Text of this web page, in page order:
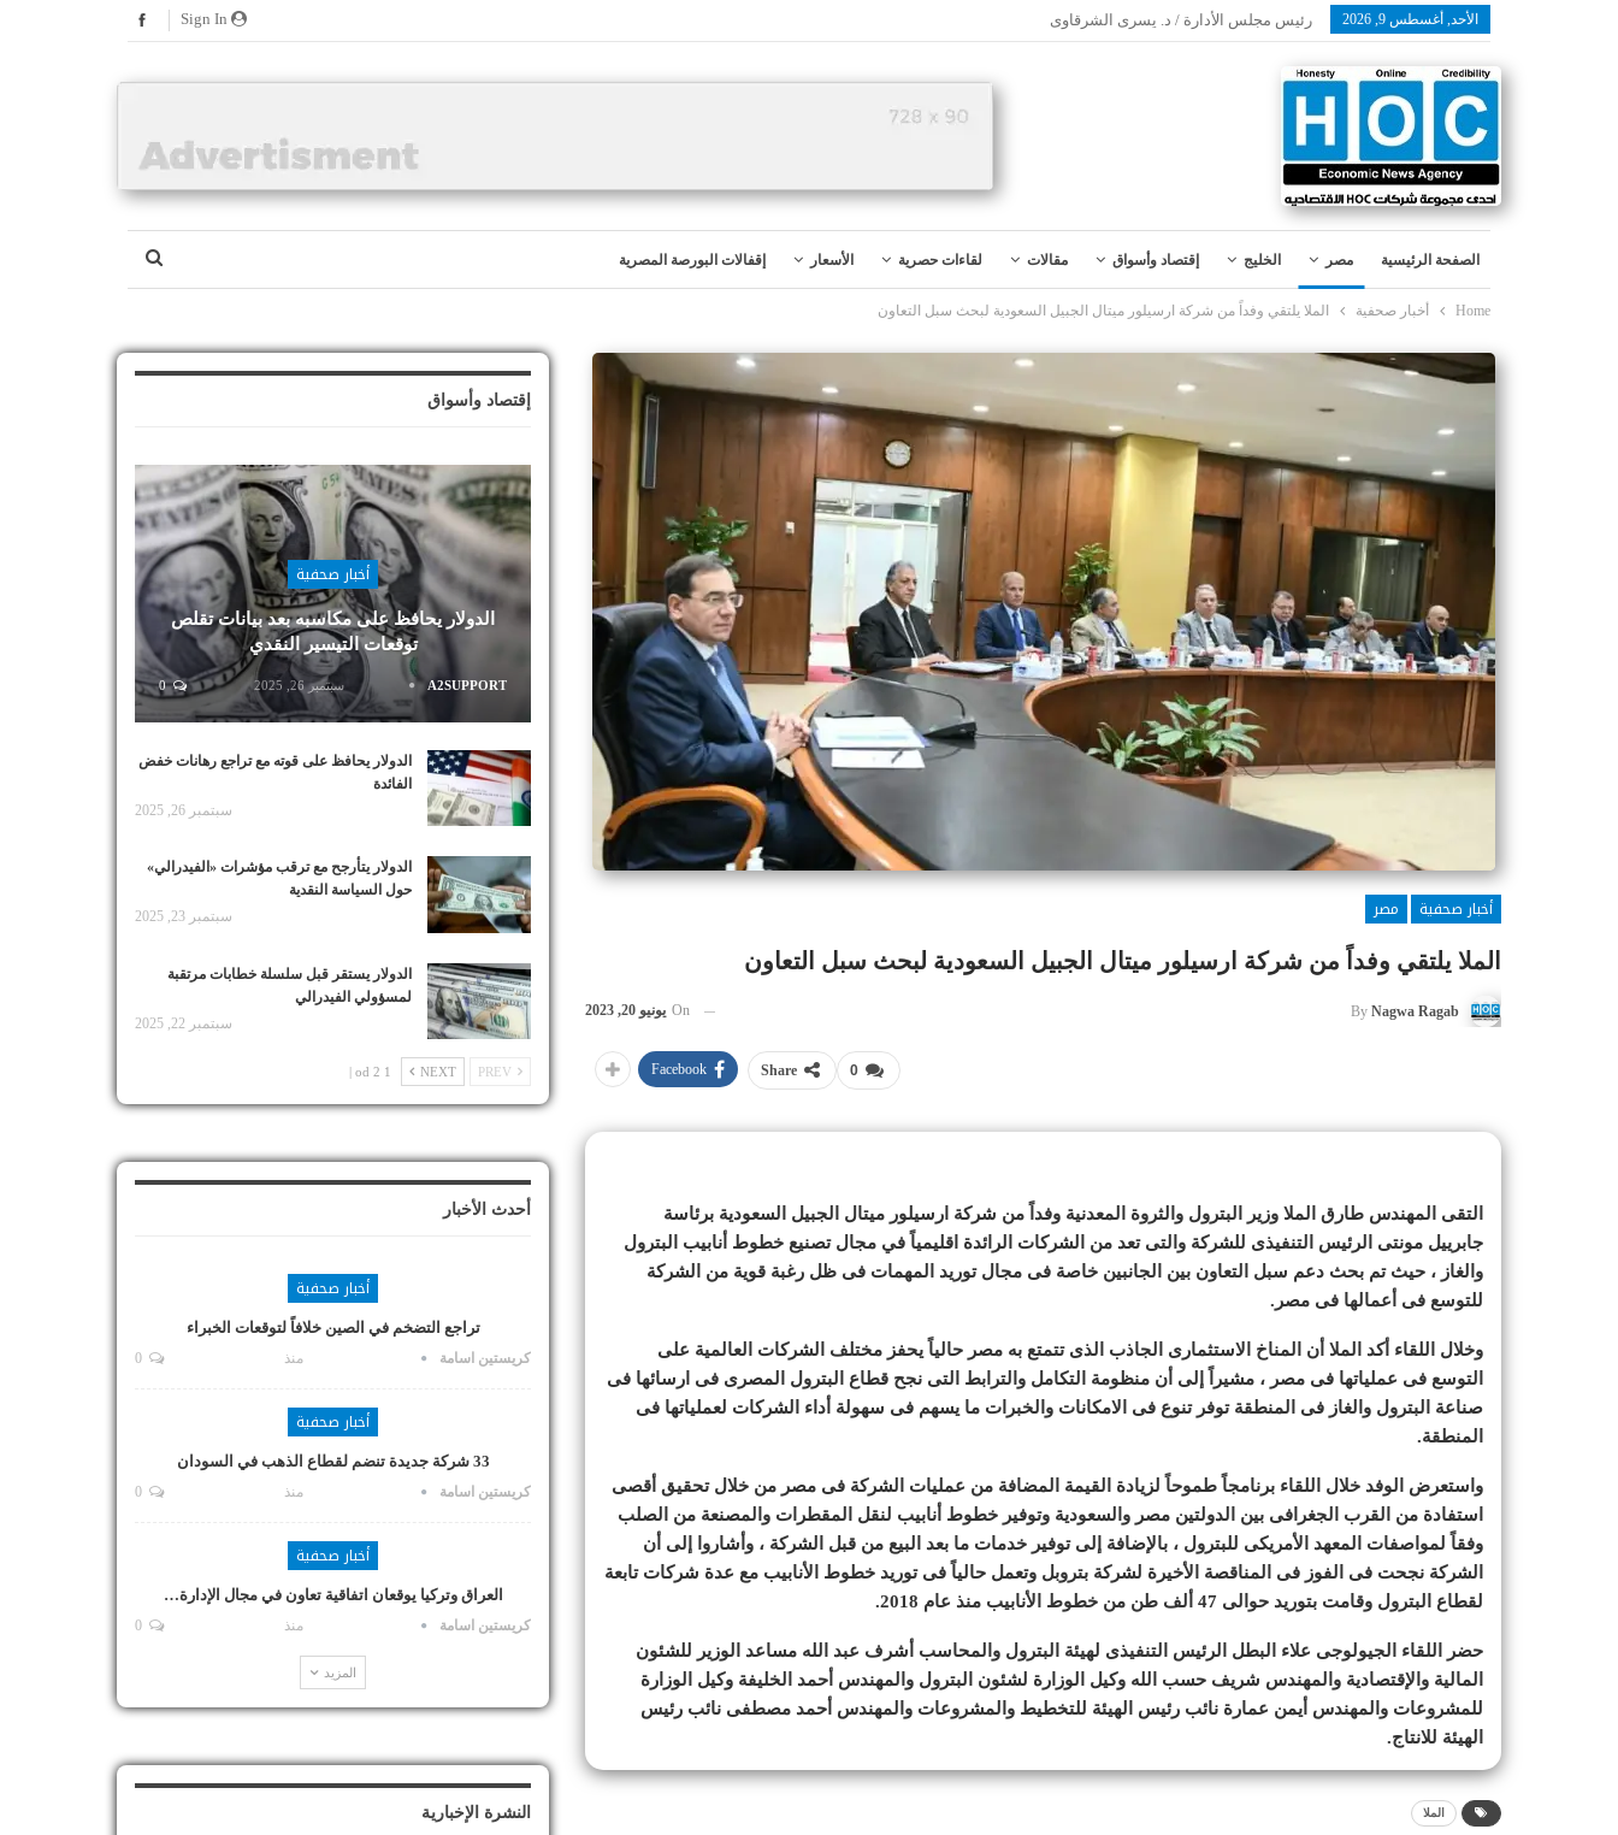
الأحد, أغسطس 9, 2026 رئيس مجلس الأدارة / د. يسرى الشرقاوى
الصفحة الرئيسية مصر الخليج إقتصاد وأسواق مقالات لقاءات حصرية الأسعار إقفالات البورصة المصرية
Home أخبار صحفية الملا يلتقي وفداً من شركة ارسيلور ميتال الجبيل السعودية لبحث سبل التعاون
أخبار صحفية
مصر
الملا يلتقي وفداً من شركة ارسيلور ميتال الجبيل السعودية لبحث سبل التعاون
By Nagwa Ragab
On يونيو 20, 2023
0
Share
Facebook
التقى المهندس طارق الملا وزير البترول والثروة المعدنية وفداً من شركة ارسيلور ميتال الجبيل السعودية برئاسة
جابرييل مونتى الرئيس التنفيذى للشركة والتى تعد من الشركات الرائدة اقليمياً في مجال تصنيع خطوط أنابيب البترول
والغاز ، حيث تم بحث دعم سبل التعاون بين الجانبين خاصة فى مجال توريد المهمات فى ظل رغبة قوية من الشركة
للتوسع فى أعمالها فى مصر.
وخلال اللقاء أكد الملا أن المناخ الاستثمارى الجاذب الذى تتمتع به مصر حالياً يحفز مختلف الشركات العالمية على
التوسع فى عملياتها فى مصر ، مشيراً إلى أن منظومة التكامل والترابط التى نجح قطاع البترول المصرى فى ارسائها فى
صناعة البترول والغاز فى المنطقة توفر تنوع فى الامكانات والخبرات ما يسهم فى سهولة أداء الشركات لعملياتها فى
المنطقة.
واستعرض الوفد خلال اللقاء برنامجاً طموحاً لزيادة القيمة المضافة من عمليات الشركة فى مصر من خلال تحقيق أقصى
استفادة من القرب الجغرافى بين الدولتين مصر والسعودية وتوفير خطوط أنابيب لنقل المقطرات والمصنعة من الصلب
وفقاً لمواصفات المعهد الأمريكى للبترول ، بالإضافة إلى توفير خدمات ما بعد البيع من قبل الشركة ، وأشاروا إلى أن
الشركة نجحت فى الفوز فى المناقصة الأخيرة لشركة بتروبل وتعمل حالياً فى توريد خطوط الأنابيب مع عدة شركات تابعة
لقطاع البترول وقامت بتوريد حوالى 47 ألف طن من خطوط الأنابيب منذ عام 2018.
حضر اللقاء الجيولوجى علاء البطل الرئيس التنفيذى لهيئة البترول والمحاسب أشرف عبد الله مساعد الوزير للشئون
المالية والإقتصادية والمهندس شريف حسب الله وكيل الوزارة لشئون البترول والمهندس أحمد الخليفة وكيل الوزارة
للمشروعات والمهندس أيمن عمارة نائب رئيس الهيئة للتخطيط والمشروعات والمهندس أحمد مصطفى نائب رئيس
الهيئة للانتاج.
الملا
إقتصاد وأسواق
أخبار صحفية
الدولار يحافظ على مكاسبه بعد بيانات تقلص
توقعات التيسير النقدي
A2SUPPORT سبتمبر 26, 2025 0
الدولار يحافظ على قوته مع تراجع رهانات خفض
الفائدة
سبتمبر 26, 2025
الدولار يتأرجح مع ترقب مؤشرات «الفيدرالي»
حول السياسة النقدية
سبتمبر 23, 2025
الدولار يستقر قبل سلسلة خطابات مرتقبة
لمسؤولي الفيدرالي
سبتمبر 22, 2025
NEXT
1 od 2 |
أحدث الأخبار
أخبار صحفية
تراجع التضخم في الصين خلافاً لتوقعات الخبراء
كريستين اسامة منذ
أخبار صحفية
33 شركة جديدة تنضم لقطاع الذهب في السودان
كريستين اسامة منذ
أخبار صحفية
العراق وتركيا يوقعان اتفاقية تعاون في مجال الإدارة…
كريستين اسامة منذ
المزيد
النشرة الإخبارية